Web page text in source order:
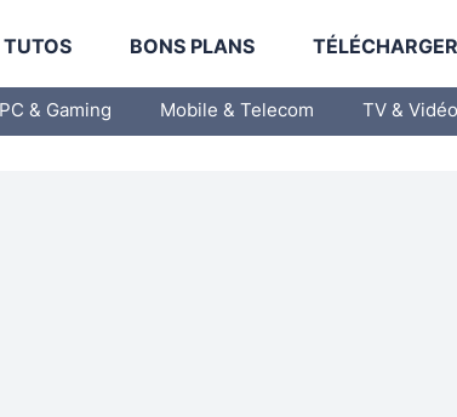
TUTOS BONS PLANS
PC & Gaming Mobile & Telecom TV & Vidéo